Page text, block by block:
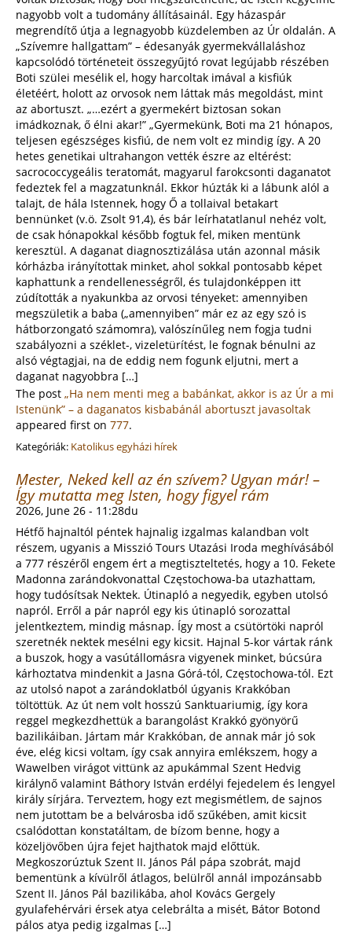
nagyobb volt a tudomány állításainál. Egy házaspár
megrendítő útja a legnagyobb küzdelemben az Úr oldalán. A
„Szívemre hallgattam” – édesanyák gyermekvállaláshoz
kapcsolódó történeteit összegyűjtó rovat legújabb részében
Boti szülei mesélik el, hogy harcoltak imával a kisfiúk
életéért, holott az orvosok nem láttak más megoldást, mint
az abortuszt. „…ezért a gyermekért biztosan sokan
imádkoznak, ő élni akar!” „Gyermekünk, Boti ma 21 hónapos,
teljesen egészséges kisfiú, de nem volt ez mindig így. A 20
hetes genetikai ultrahangon vették észre az eltérést:
sacrococcygeális teratomát, magyarul farokcsonti daganatot
fedeztek fel a magzatunknál. Ekkor húzták ki a lábunk alól a
talajt, de hála Istennek, hogy Ő a tollaival betakart
bennünket (v.ö. Zsolt 91,4), és bár leírhatatlanul nehéz volt,
de csak hónapokkal később fogtuk fel, miken mentünk
keresztül. A daganat diagnosztizálása után azonnal másik
kórházba irányítottak minket, ahol sokkal pontosabb képet
kaphattunk a rendellenességről, és tulajdonképpen itt
zúdították a nyakunkba az orvosi tényeket: amennyiben
megszületik a baba („amennyiben” már ez az egy szó is
hátborzongató számomra), valószínűleg nem fogja tudni
szabályozni a széklet-, vizeletürítést, le fognak bénulni az
alsó végtagjai, na de eddig nem fogunk eljutni, mert a
daganat nagyobbra […]
The post „Ha nem menti meg a babánkat, akkor is az Úr a mi
Istenünk” – a daganatos kisbabánál abortuszt javasoltak
appeared first on 777.
Kategóriák: Katolikus egyházi hírek
Mester, Neked kell az én szívem? Ugyan már! –
Így mutatta meg Isten, hogy figyel rám
2026, June 26 - 11:28du
Hétfő hajnaltól péntek hajnalig izgalmas kalandban volt
részem, ugyanis a Misszió Tours Utazási Iroda meghívásából
a 777 részéről engem ért a megtiszteltetés, hogy a 10. Fekete
Madonna zarándokvonattal Częstochowa-ba utazhattam,
hogy tudósítsak Nektek. Útinapló a negyedik, egyben utolsó
napról. Erről a pár napról egy kis útinapló sorozattal
jelentkeztem, mindig másnap. Így most a csütörtöki napról
szeretnék nektek mesélni egy kicsit. Hajnal 5-kor vártak ránk
a buszok, hogy a vasútállomásra vigyenek minket, búcsúra
kárhoztatva mindenkit a Jasna Górá-tól, Częstochowa-tól. Ezt
az utolsó napot a zarándoklatból úgyanis Krakkóban
töltöttük. Az út nem volt hosszú Sanktuariumig, így kora
reggel megkezdhettük a barangolást Krakkó gyönyörű
bazilikáiban. Jártam már Krakkóban, de annak már jó sok
éve, elég kicsi voltam, így csak annyira emlékszem, hogy a
Wawelben virágot vittünk az apukámmal Szent Hedvig
királynő valamint Báthory István erdélyi fejedelem és lengyel
király sírjára. Terveztem, hogy ezt megismétlem, de sajnos
nem jutottam be a belvárosba idő szűkében, amit kicsit
csalódottan konstatáltam, de bízom benne, hogy a
közeljövőben újra fejet hajthatok majd előttük.
Megkoszorúztuk Szent II. János Pál pápa szobrát, majd
bementünk a kívülről átlagos, belülről annál impozánsabb
Szent II. János Pál bazilikába, ahol Kovács Gergely
gyulafehérvári érsek atya celebrálta a misét, Bátor Botond
pálos atya pedig izgalmas […]